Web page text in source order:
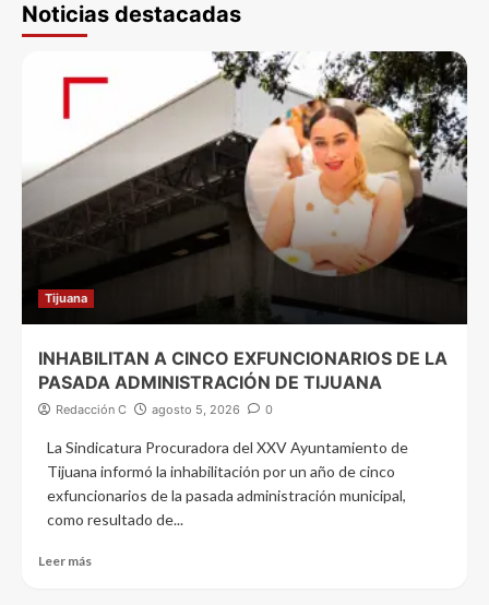
Noticias destacadas
Tijuana
INHABILITAN A CINCO EXFUNCIONARIOS DE LA
PASADA ADMINISTRACIÓN DE TIJUANA
Redacción C agosto 5, 2026 0
La Sindicatura Procuradora del XXV Ayuntamiento de
Tijuana informó la inhabilitación por un año de cinco
exfuncionarios de la pasada administración municipal,
como resultado de...
Leer más